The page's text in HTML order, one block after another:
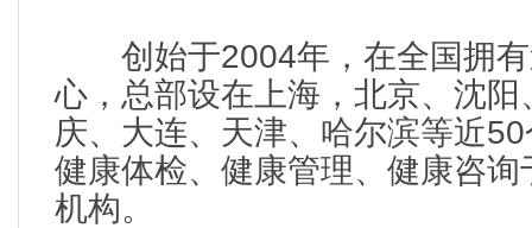
创始于2004年，在全国拥有
心，总部设在上海，北京、沈
庆、大连、天津、哈尔滨等近
健康体检、健康管理、健康咨
机构。